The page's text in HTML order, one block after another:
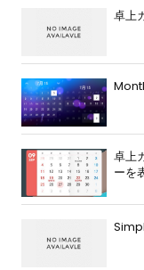
卓上
卓上
ーを